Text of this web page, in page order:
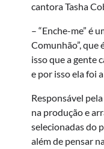
cantora Tasha
– “Enche-me” é
Comunhão”, que
isso que a gente
e por isso ela foi
Responsável
na produção e
selecionadas do
além de pensar